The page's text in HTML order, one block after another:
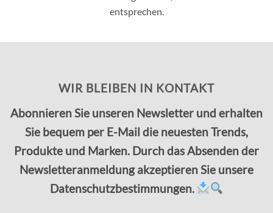
entsprechen.
WIR BLEIBEN IN KONTAKT
Abonnieren Sie unseren Newsletter und erhalten
Sie bequem per E-Mail die neuesten Trends,
Produkte und Marken. Durch das Absenden der
Newsletteranmeldung akzeptieren Sie unsere
Datenschutzbestimmungen.